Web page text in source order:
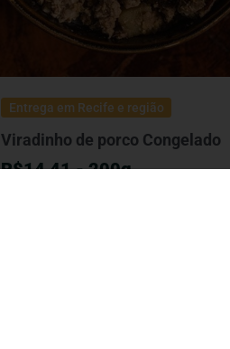
Entrega em Recife e região
Viradinho de porco Congelado
R$14,41 - 200g